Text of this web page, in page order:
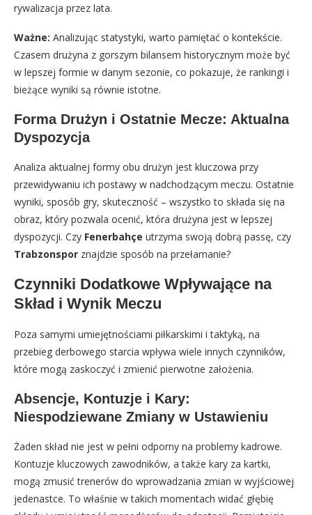
rywalizacja przez lata.
Ważne: Analizując statystyki, warto pamiętać o kontekście.
Czasem drużyna z gorszym bilansem historycznym może być
w lepszej formie w danym sezonie, co pokazuje, że rankingi i
bieżące wyniki są równie istotne.
Forma Drużyn i Ostatnie Mecze: Aktualna
Dyspozycja
Analiza aktualnej formy obu drużyn jest kluczowa przy
przewidywaniu ich postawy w nadchodzącym meczu. Ostatnie
wyniki, sposób gry, skuteczność – wszystko to składa się na
obraz, który pozwala ocenić, która drużyna jest w lepszej
dyspozycji. Czy Fenerbahçe utrzyma swoją dobrą passę, czy
Trabzonspor znajdzie sposób na przełamanie?
Czynniki Dodatkowe Wpływające na
Skład i Wynik Meczu
Poza samymi umiejętnościami piłkarskimi i taktyką, na
przebieg derbowego starcia wpływa wiele innych czynników,
które mogą zaskoczyć i zmienić pierwotne założenia.
Absencje, Kontuzje i Kary:
Niespodziewane Zmiany w Ustawieniu
Żaden skład nie jest w pełni odporny na problemy kadrowe.
Kontuzje kluczowych zawodników, a także kary za kartki,
mogą zmusić trenerów do wprowadzania zmian w wyjściowej
jedenastce. To właśnie w takich momentach widać głębię